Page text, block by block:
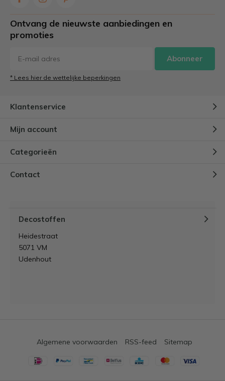
Ontvang de nieuwste aanbiedingen en
promoties
Abonneer
* Lees hier de wettelijke beperkingen
Klantenservice
Mijn account
Categorieën
Contact
Decostoffen
Heidestraat
5071 VM
Udenhout
Algemene voorwaarden RSS-feed Sitemap